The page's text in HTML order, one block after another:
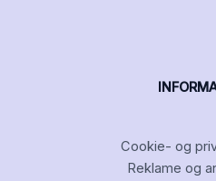
Cookie- og
Reklame og